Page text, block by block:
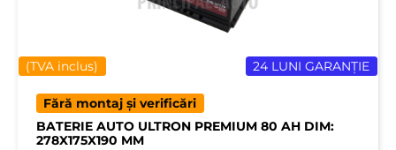
24 LUNI GARANȚIE
(TVA inclus)
Fără montaj și verificări
BATERIE AUTO ULTRON PREMIUM 80 AH DIM:
278X175X190 MM